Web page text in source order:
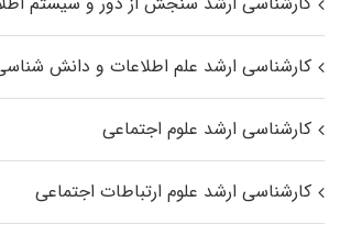
کارشناسی ارشد علم اطلاعات و دانش
کارشناسی ارشد علوم اجتماعی
کارشناسی ارشد علوم ارتباطات اجتماعی